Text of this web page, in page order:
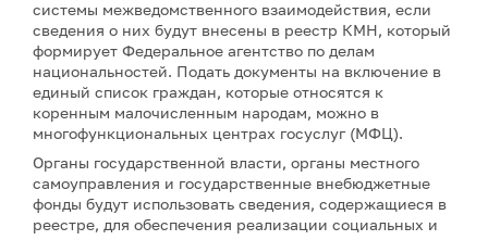
системы межведомственного взаимодействия, если
сведения о них будут внесены в реестр КМН, который
формирует Федеральное агентство по делам
национальностей. Подать документы на включение в
единый список граждан, которые относятся к
коренным малочисленным народам, можно в
многофункциональных центрах госуслуг (МФЦ).
Органы государственной власти, органы местного
самоуправления и государственные внебюджетные
фонды будут использовать сведения, содержащиеся в
реестре, для обеспечения реализации социальных и